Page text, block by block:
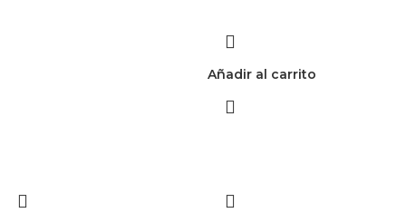
Añadir al carrito